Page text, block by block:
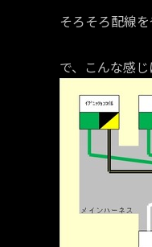
そろそろ配線
で、こんな感じ